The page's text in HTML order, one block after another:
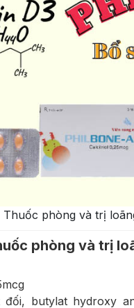
Thuốc phòng và trị
phòng và trị
butylat hydroxy